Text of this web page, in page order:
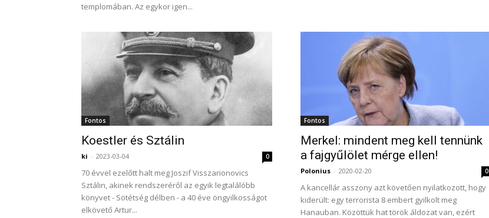
templomában. Az egykor igen...
Fontos
Koestler és Sztálin
ki - 2023-03-04 0
70 évvel ezelőtt halt meg Joszif Visszarionovics
Sztálin, akinek rendszeréről az egyik legtalálóbb
könyvet - Sötétség délben - a 40 éve öngyilkosságot
elkövető Artur...
Fontos
Merkel: mindent meg kell tennünk
a fajgyűlölet mérge ellen!
Polonius - 2020-02-20 0
A kancellár asszony azt követően nyilatkozott, hogy
kiderült: egy terrorista 8 embert gyilkolt meg
Hanauban. Közöttük hat török áldozat van, ezért